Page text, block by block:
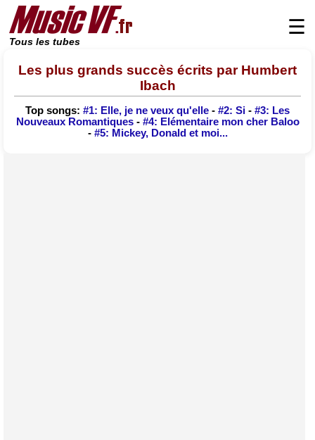
Tous les tubes
☰
Les plus grands succès écrits par Humbert
Ibach
Top songs: #1: Elle, je ne veux qu'elle - #2: Si - #3: Les
Nouveaux Romantiques- #4: Elémentaire mon cher Baloo
- #5: Mickey, Donald et moi...